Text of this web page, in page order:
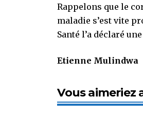
Rappelons que le
maladie s’est vite
Santé l’a déclaré
Etienne Mulindwa
Vous aimeriez